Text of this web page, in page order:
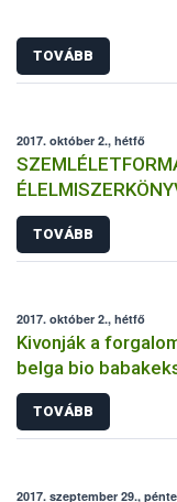
TOVÁBB
2017. október 2., hétfő
MAGYAR
TOVÁBB
2017. október 2., hétfő
Kivonják a
belga bio
TOVÁBB
2017. szeptember 29.,